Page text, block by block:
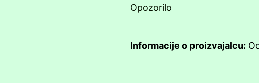
Opozorilo
Informacije o proizvajalcu: